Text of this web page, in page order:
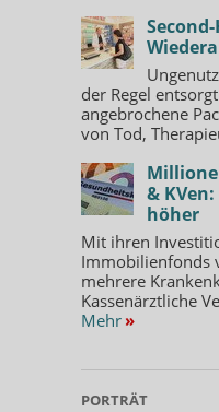
der Regel
angebrochene
von Tod,
&
höher
Mit ihren
Immobilienfonds
mehrere
Kassenärztliche
Mehr »
PORTRÄT